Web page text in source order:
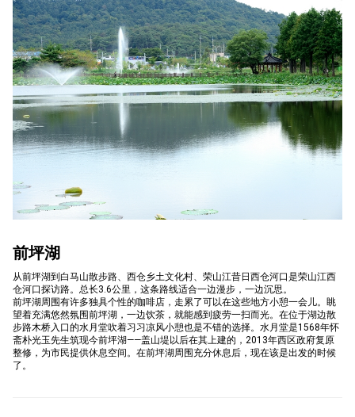
서
구
청">
前坪湖
从前坪湖到白马山散步路、西仓乡土文化村、荣山江昔日西仓河口是荣山江西
仓河口探访路。总长3.6公里，这条路线适合一边漫步，一边沉思。
前坪湖周围有许多独具个性的咖啡店，走累了可以在这些地方小憩一会儿。眺
望着充满悠然氛围前坪湖，一边饮茶，就能感到疲劳一扫而光。在位于湖边散
步路木桥入口的水月堂吹着习习凉风小憩也是不错的选择。水月堂是1568年怀
斋朴光玉先生筑现今前坪湖——盖山堤以后在其上建的，2013年西区政府复原
整修，为市民提供休息空间。在前坪湖周围充分休息后，现在该是出发的时候
了。